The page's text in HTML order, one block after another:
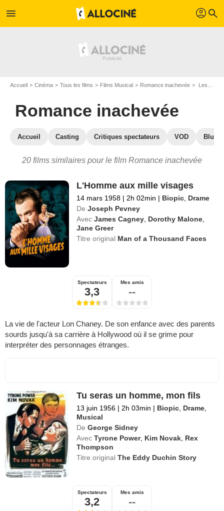
menu profil search
Accueil Cinéma Tous les films Films Musical Romance inachevée Les films similaires à "Romance inachevée"
Romance inachevée
Accueil Casting Critiques spectateurs VOD Blu-
20 films similaires pour le film Romance inachevée
L'Homme aux mille visages
14 mars 1958 | 2h 02min | Biopic Drame
De Joseph Pevney
Avec James Cagney Dorothy Malone
Jane Greer
Titre original Man of a Thousand Faces
Spectateurs
3,3
Mes amis
--
La vie de l'acteur Lon Chaney. De son enfance avec des parents
sourds jusqu'à sa carrière à Hollywood où il se grime pour
interpréter des personnages étranges.
Tu seras un homme, mon fils
13 juin 1956 | 2h 03min | Biopic Drame
Musical
De George Sidney
Avec Tyrone Power, Kim Novak Rex
Thompson
Titre originalThe Eddy Duchin Story
Spectateurs
3,2
Mes amis
--